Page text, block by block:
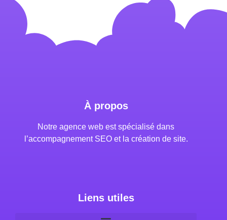
À propos
Notre agence web est spécialisé dans
l’accompagnement SEO et la création de site.
Liens utiles